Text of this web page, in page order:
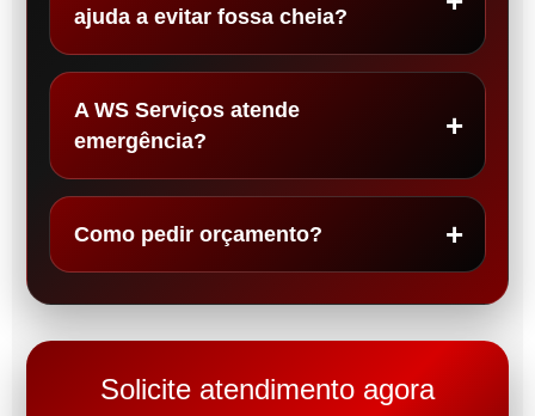
ajuda a evitar fossa cheia?
A WS Serviços atende
emergência?
Como pedir orçamento?
Solicite atendimento agora